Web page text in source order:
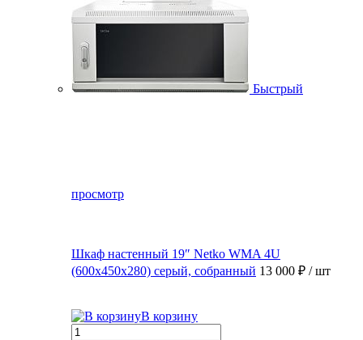
Быстрый
просмотр
Шкаф настенный 19″ Netko WMA 4U
(600x450x280) серый, собранный 13 000 ₽ / шт
В корзину